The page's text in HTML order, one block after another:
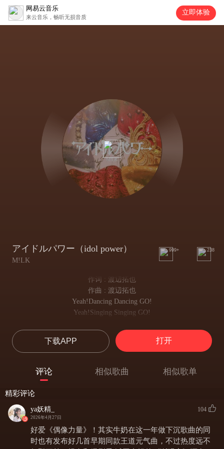
网易云音乐
来云音乐，畅听无损音质
立即体验
アイドルパワー（idol power）
M!LK
999+ 238
作词 : 渡辺拓也
作曲 : 渡辺拓也
Yeah!Dancing Dancing GO!
Yeah!Singing Singing GO!
提不起劲 忧郁的Monday
絞り出す根性でtry Tuesday
把困意一扫而空 今天Wednesday
人知れず誰かのために
默默无名地为了某个人
下载APP 打开
评论 相似歌曲 相似歌单
精彩评论
ya妖精_
2026年4月27日
104
好爱《偶像力量》！其实牛奶在这一年做下沉歌曲的同
时也有发布好几首早期同款王道元气曲，不过热度远不